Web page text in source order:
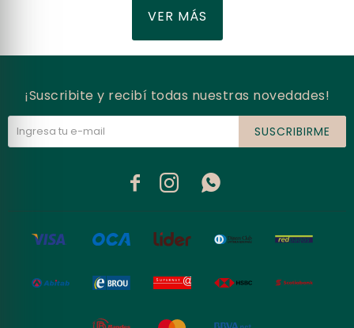
VER MÁS
¡Suscribite y recibí todas nuestras novedades!
SUSCRIBIRME
  